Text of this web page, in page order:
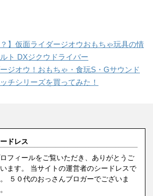
？】仮面ライダージオウおもちゃ玩具の情
ト DXジクウドライバー
ジオウ！おもちゃ・食玩S・Gサウンド
チシリーズを買ってみた！
ドレス
フィールをご覧いただき、ありがとうご
ます。 当サイトの運営者のシードレスで
５０代のおっさんブロガーでございま